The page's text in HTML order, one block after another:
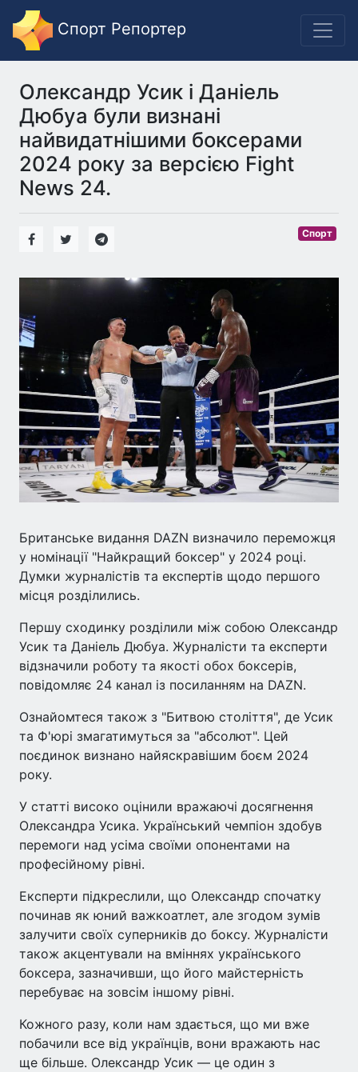
Спорт Репортер
Олександр Усик і Даніель
Дюбуа були визнані
найвидатнішими боксерами
2024 року за версією Fight
News 24.
Спорт
Британське видання DAZN визначило переможця
у номінації "Найкращий боксер" у 2024 році.
Думки журналістів та експертів щодо першого
місця розділились.
Першу сходинку розділили між собою Олександр
Усик та Даніель Дюбуа. Журналісти та експерти
відзначили роботу та якості обох боксерів,
повідомляє 24 канал із посиланням на DAZN.
Ознайомтеся також з "Битвою століття", де Усик
та Ф'юрі змагатимуться за "абсолют". Цей
поєдинок визнано найяскравішим боєм 2024
року.
У статті високо оцінили вражаючі досягнення
Олександра Усика. Український чемпіон здобув
перемоги над усіма своїми опонентами на
професійному рівні.
Експерти підкреслили, що Олександр спочатку
починав як юний важкоатлет, але згодом зумів
залучити своїх суперників до боксу. Журналісти
також акцентували на вміннях українського
боксера, зазначивши, що його майстерність
перебуває на зовсім іншому рівні.
Кожного разу, коли нам здається, що ми вже
побачили все від українців, вони вражають нас
ще більше. Олександр Усик — це один з